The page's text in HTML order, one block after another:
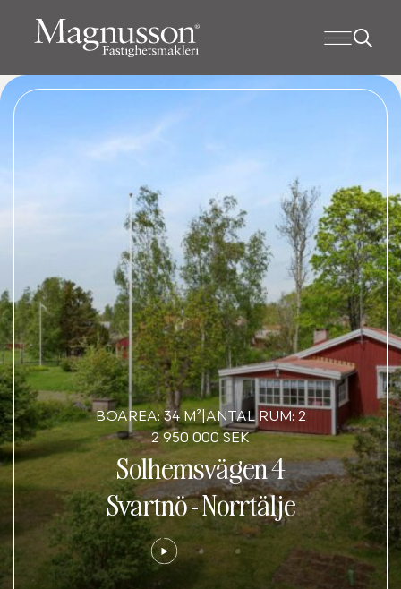
BOAREA: 34 M²|ANTAL RUM: 2
2 950 000 SEK
Solhemsvägen 4
Svartnö-Norrtälje